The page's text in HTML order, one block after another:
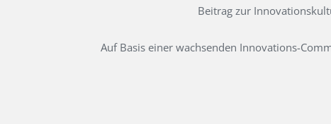
Beitrag zur
Auf Basis einer wachsenden Innovations-